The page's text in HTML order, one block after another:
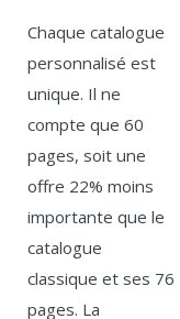
Chaque catalogue
personnalisé est
unique. Il ne
compte que 60
pages, soit une
offre 22% moins
importante que le
catalogue
classique et ses 76
pages. La